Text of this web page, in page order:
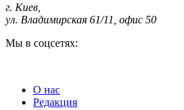
г. Киев
ул. Владимирская 61/11, офис 50
Мы в соцсетях:
О нас
Редакция